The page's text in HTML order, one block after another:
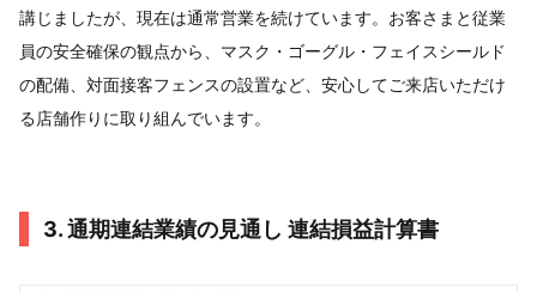
講じましたが、現在は通常営業を続けています。お客さまと従業
員の安全確保の観点から、マスク・ゴーグル・フェイスシールド
の配備、対面接客フェンスの設置など、安心してご来店いただけ
る店舗作りに取り組んでいます。
3. 通期連結業績の見通し 連結損益計算書